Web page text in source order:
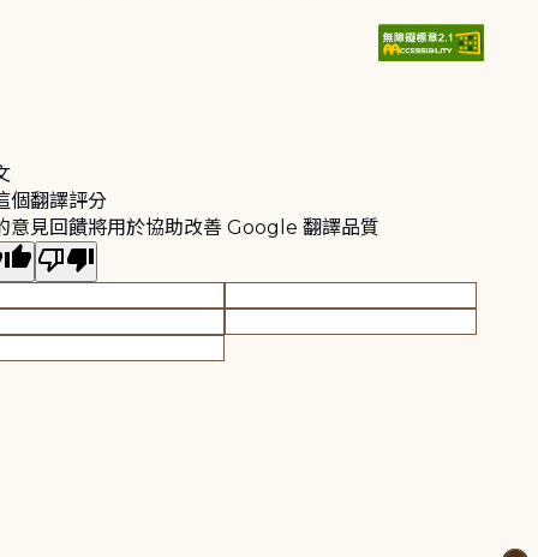
個翻譯評分
意見回饋將用於協助改善 Google 翻譯品質